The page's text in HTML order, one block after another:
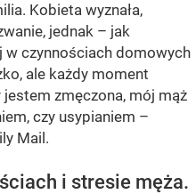
Kobieta wyznała,
jednak – jak
w czynnościach domowych
ale każdy moment
zmęczona, mój mąż
czy usypianiem –
Mail.
i stresie męża.